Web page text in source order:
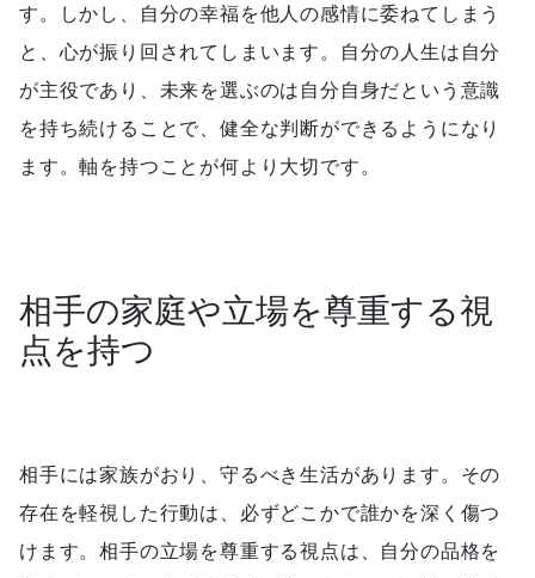
す。しかし、自分の幸福を他人の感情に委ねてしまう
と、心が振り回されてしまいます。自分の人生は自分
が主役であり、未来を選ぶのは自分自身だという意識
を持ち続けることで、健全な判断ができるようになり
ます。軸を持つことが何より大切です。
相手の家庭や立場を尊重する視
点を持つ
相手には家族がおり、守るべき生活があります。その
存在を軽視した行動は、必ずどこかで誰かを深く傷つ
けます。相手の立場を尊重する視点は、自分の品格を